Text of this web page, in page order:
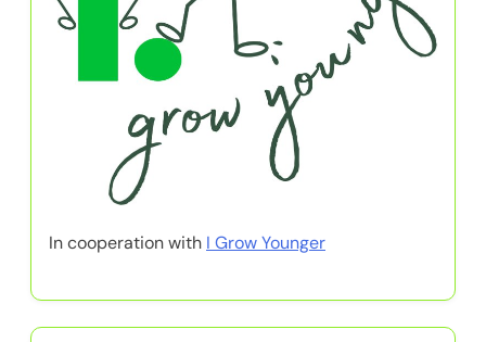
In cooperation with I Grow Younger